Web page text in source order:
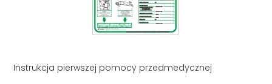
Instrukcja pierwszej pomocy przedmedycznej